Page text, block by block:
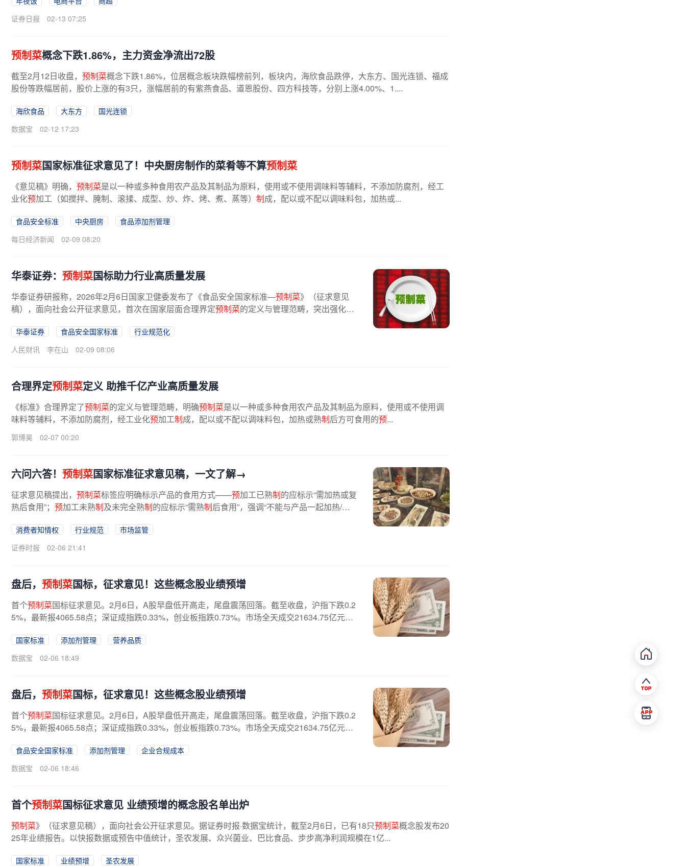
证券日报
02-13 07:25
预制菜概念下跌1.86%，主力资金净流出72股
截至2月12日收盘， 预制菜概念下跌1.86%，位居概念板块跌幅榜前列，板块内，海欣食品跌停，大东方、国光连锁、福成
股份等跌幅居前，股价上涨的有3只，涨幅居前的有紫燕食品、道恩股份、四方科技等，分别上涨4.00%、1....
海欣食品 大东方
国光连锁
数据宝
02-12 17:23
预制菜国家标准征求意见了！中央厨房制作的菜肴等不算预制菜
《意见稿》明确， 预制菜是以一种或多种食用农产品及其制品为原料，使用或不使用调味料等辅料，不添加防腐剂，经工
业化预加工（如搅拌、腌制、滚揉、成型、炒、炸、烤、煮、蒸等） 制成，配以或不配以调味料包，加热或...
食品安全标准 中央厨房
食品添加剂管理
每日经济新闻
02-09 08:20
华泰证券： 预制菜国标助力行业高质量发展
华泰证券研报称，2026年2月6日国家卫健委发布了《食品安全国家标准—预制菜》（征求意见
稿），面向社会公开征求意见，首次在国家层面合理界定预制菜的定义与管理范畴，突出强化了
华泰证券 食品安全国家标准
行业规范化
人民财讯
李在山 02-09 08:06
合理界定预制菜定义 助推千亿产业高质量发展
《标准》合理界定了预制菜的定义与管理范畴，明确预制菜是以一种或多种食用农产品及其制品为原料，使用或不使用调
味料等辅料，不添加防腐剂，经工业化预加工制成，配以或不配以调味料包，加热或熟制后方可食用的预...
郭博昊 02-07 00:20
六问六答！ 预制菜国家标准征求意见稿，一文了解→
征求意见稿提出， 预制菜标签应明确标示产品的食用方式——预加工已熟制的应标示“需加热或复
热后食用”； 预加工未熟制及未完全熟制的应标示“需熟制后食用”，强调“不能与产品一起加热/熟
消费者知情权 行业规范
市场监管
证券时报
02-06 21:41
盘后， 预制菜国标，征求意见！这些概念股业绩预增
首个预制菜国标征求意见。2月6日，A股早盘低开高走，尾盘震荡回落。截至收盘，沪指下跌0.2
5%，最新报4065.58点；深证成指跌0.33%，创业板指跌0.73%。市场全天成交21634.75亿元，
国家标准 添加剂管理
营养品质
数据宝
02-06 18:49
盘后， 预制菜国标，征求意见！这些概念股业绩预增
首个预制菜国标征求意见。2月6日，A股早盘低开高走，尾盘震荡回落。截至收盘，沪指下跌0.2
5%，最新报4065.58点；深证成指跌0.33%，创业板指跌0.73%。市场全天成交21634.75亿元，
食品安全国家标准 添加剂管理
企业合规成本
数据宝
02-06 18:46
首个预制菜国标征求意见 业绩预增的概念股名单出炉
预制菜》（征求意见稿），面向社会公开征求意见。据证券时报·数据宝统计，截至2月6日，已有18只预制菜概念股发布20
25年业绩报告。以快报数据或预告中值统计，圣农发展、众兴菌业、巴比食品、步步高净利润规模在1亿...
国家标准 业绩预增 圣农发展